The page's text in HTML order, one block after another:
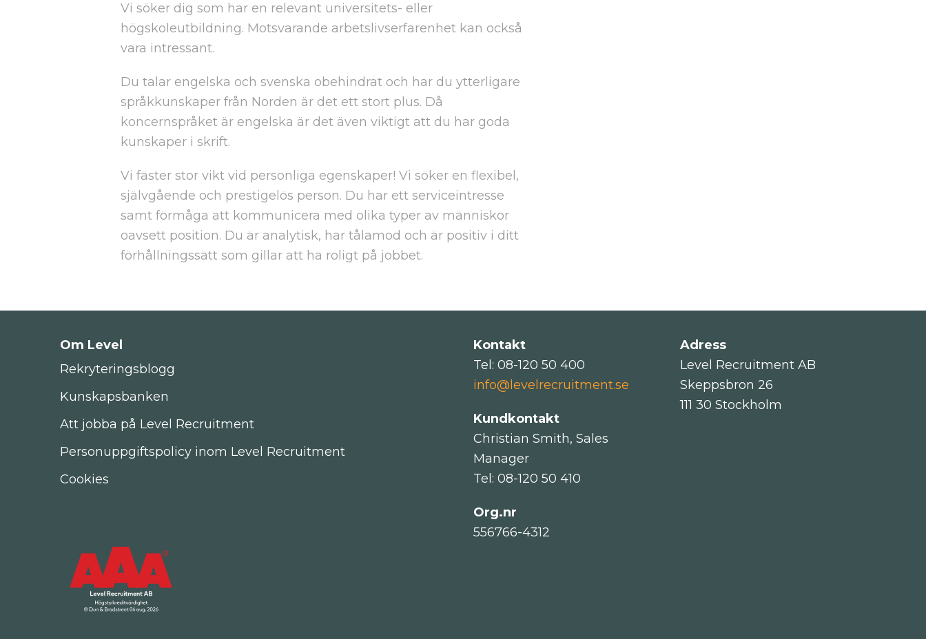
Vi söker dig som har en relevant universitets- eller
högskoleutbildning. Motsvarande arbetslivserfarenhet kan också
vara intressant.
Du talar engelska och svenska obehindrat och har du ytterligare
språkkunskaper från Norden är det ett stort plus. Då
koncernspråket är engelska är det även viktigt att du har goda
kunskaper i skrift.
Vi fäster stor vikt vid personliga egenskaper! Vi söker en flexibel,
självgående och prestigelös person. Du har ett serviceintresse
samt förmåga att kommunicera med olika typer av människor
oavsett position. Du är analytisk, har tålamod och är positiv i ditt
förhållningssätt som gillar att ha roligt på jobbet.
Om Level
Rekryteringsblogg
Kunskapsbanken
Att jobba på Level Recruitment
Personuppgiftspolicy inom Level Recruitment
Cookies
Kontakt
Tel: 08-120 50 400
info@levelrecruitment.se
Kundkontakt
Christian Smith, Sales
Manager
Tel: 08-120 50 410
Org.nr
556766-4312
Adress
Level Recruitment AB
Skeppsbron 26
111 30 Stockholm